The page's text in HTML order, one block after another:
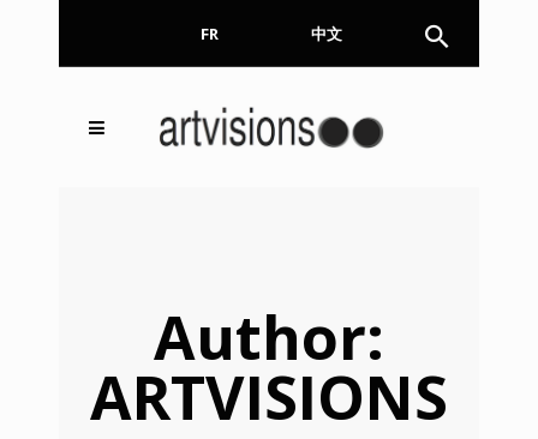
FR 中文
Author:
ARTVISIONS
Inscrivez-vous à notre
En continuant, vous acceptez de nous communiquer
votre adresse email pour l’envoi de la Newsletter. En
aucun cas elle ne sera transmise à un tiers.